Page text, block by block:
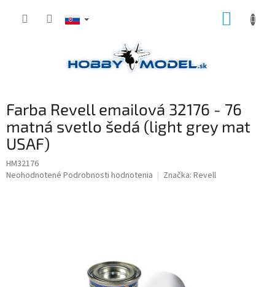
Farba Revell emailová 32176 - 76
matná svetlo šedá (light grey mat
USAF)
HM32176
Priemerné
Neohodnotené Podrobnosti hodnotenia Značka: Revell